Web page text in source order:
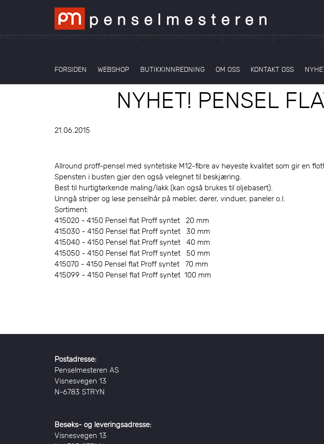
FORSIDEN WEBSHOP BUTIKKINNREDNING OM OSS KONTAKT OSS
NYHET! PENSEL
21.06.2015
Allround proff-pensel med syntetiske M12-fibre av høyeste kvalitet som gir en
Spensten i busten gjør den også velegnet til beskjæring.
Best til hurtigtørkende maling/lakk (kan også brukes til oljebasert).
Unngå striper og løse penselhår på møbler, dører, vinduer, paneler o.l.
Sortiment:
415020 - 4150 Pensel flat Proff syntet 20 mm
415030 - 4150 Pensel flat Proff syntet 30 mm
415040 - 4150 Pensel flat Proff syntet 40 mm
415050 - 4150 Pensel flat Proff syntet 50 mm
415070 - 4150 Pensel flat Proff syntet 70 mm
415099 - 4150 Pensel flat Proff syntet 100 mm
Postadresse:
Penselmesteren AS
Visnesvegen 13
N-6783 STRYN
Besøks- og leveringsadresse:
Visnesvegen 13